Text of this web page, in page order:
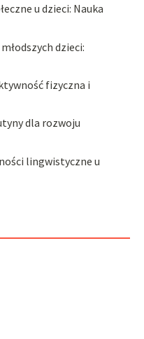
u dzieci: Nauka
dzieci:
fizyczna i
dla rozwoju
lingwistyczne u